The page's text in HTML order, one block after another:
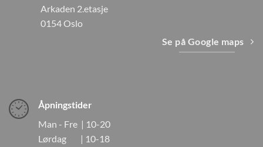
Arkaden 2.etasje
0154 Oslo
Se på Google maps
Åpningstider
Man - Fre | 10-20
Lørdag | 10-18